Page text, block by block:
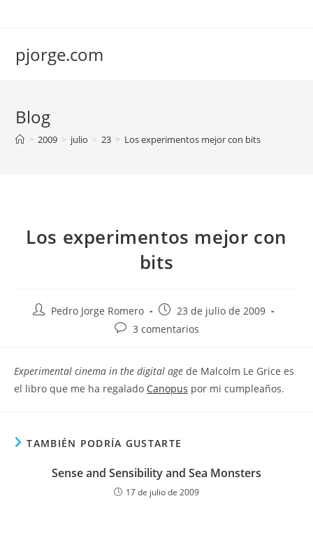
pjorge.com
Blog
> 2009 > julio > 23 > Los experimentos mejor con bits
Los experimentos mejor con
bits
AutorPedro Jorge Romero
Publicación
de
23 de julio de 2009
Comentarios
entrada:
3 comentarios
Experimental cinema in the digital age de Malcolm Le Grice es
el libro que me ha regalado Canopus por mi cumpleaños.
TAMBIÉN PODRÍA GUSTARTE
Sense and Sensibility and Sea Monsters
17 de julio de 2009